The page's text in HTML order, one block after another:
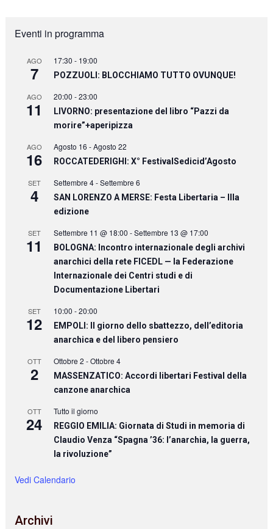
Eventi in programma
AGO
7
17:30 - 19:00
POZZUOLI: BLOCCHIAMO TUTTO OVUNQUE!
AGO
11
20:00 -23:00
LIVORNO: presentazione del libro “Pazzi da
morire”+aperipizza
AGO
16
Agosto 16 -Agosto 22
ROCCATEDERIGHI: X° FestivalSedicid’Agosto
SET
4
Settembre 4-Settembre 6
SAN LORENZO A MERSE: Festa Libertaria – IIIa
edizione
SET
11
Settembre 11 @ 18:00 -Settembre 13 @ 17:00
BOLOGNA: Incontro internazionale degli archivi
anarchici della rete FICEDL — la Federazione
Internazionale dei Centri studi e di
Documentazione Libertari
SET
12
10:00 -20:00
EMPOLI: Il giorno dello sbattezzo, dell’editoria
anarchica e del libero pensiero
OTT
2
Ottobre 2 -Ottobre 4
MASSENZATICO: Accordi libertari Festival della
canzone anarchica
OTT
24
Tutto il giorno
REGGIO EMILIA: Giornata di Studi in memoria di
Claudio Venza “Spagna ’36: l’anarchia, la guerra,
la rivoluzione”
Vedi Calendario
Archivi